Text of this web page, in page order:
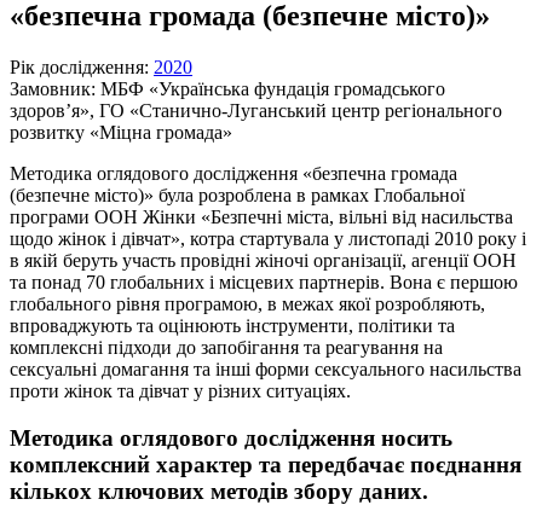
«безпечна громада (безпечне місто)»
Рік дослідження: 2020
Замовник: МБФ «Українська фундація громадського
здоров’я», ГО «Станично-Луганський центр регіонального
розвитку «Міцна громада»
Методика оглядового дослідження «безпечна громада
(безпечне місто)» була розроблена в рамках Глобальної
програми ООН Жінки «Безпечні міста, вільні від насильства
щодо жінок і дівчат», котра стартувала у листопаді 2010 року і
в якій беруть участь провідні жіночі організації, агенції ООН
та понад 70 глобальних і місцевих партнерів. Вона є першою
глобального рівня програмою, в межах якої розробляють,
впроваджують та оцінюють інструменти, політики та
комплексні підходи до запобігання та реагування на
сексуальні домагання та інші форми сексуального насильства
проти жінок та дівчат у різних ситуаціях.
Методика оглядового дослідження носить
комплексний характер та передбачає поєднання
кількох ключових методів збору даних.